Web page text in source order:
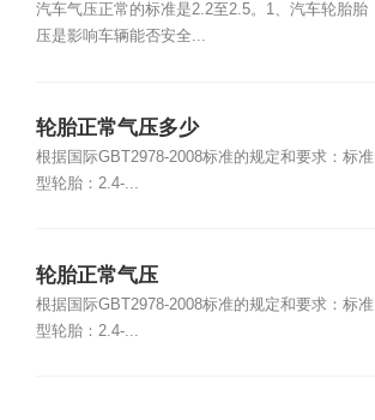
汽车气压正常的标准是2.2至2.5。1、汽车轮胎胎
压是影响车辆能否安全...
轮胎正常气压多少
根据国际GBT2978-2008标准的规定和要求：标准
型轮胎：2.4-...
轮胎正常气压
根据国际GBT2978-2008标准的规定和要求：标准
型轮胎：2.4-...